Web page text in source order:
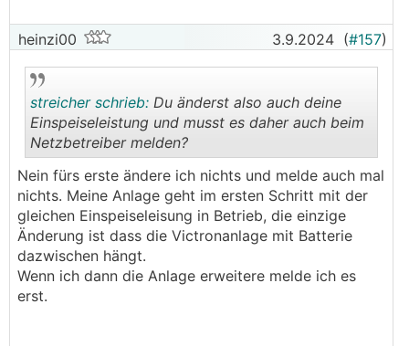
dann ca. 6kWp
an die Victron Anlage
Fronius Anlage auf String 2 dazu.
heinzi00 3.9.2024 (#157)
..
streicher schrieb: Du änderst also auch deine
Einspeiseleistung und musst es daher auch beim
Netzbetreiber melden?
Nein fürs erste ändere ich nichts und melde auch mal
nichts. Meine Anlage geht im ersten Schritt mit der
gleichen Einspeiseleisung in Betrieb, die einzige
Änderung ist dass die Victronanlage mit Batterie
dazwischen hängt.
Wenn ich dann die Anlage erweitere melde ich es
erst.